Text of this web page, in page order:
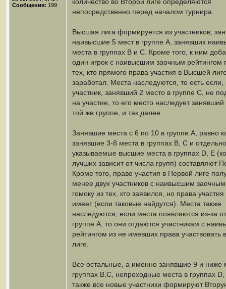
Сообщения: 199
непосредственно перед началом турнира.
Высшая лига формируется из участников,
наивысшие 5 мест в группе A, занявших
места в группах B и C. Кроме того, к ним
один игрок с наивысшим заочным рейтингом
тех, кто прямого права участия в Высшей
заработал. Места наследуются, то есть
участник, занявший 2 место в группе C, не
на участие, то его место наследует
той же группе, и так далее.
Занявшие места с 6 по 10 в группе A, равно
занявшие 3-8 места в группах B, C и отдельно
указываемые высшие места в группах D, E
лучших зависит от числа групп) составляют
Кроме того, право участия в Первой лиге
менее двух участников с наивысшим
гомоку из тех, кто заявился, но права
имеет (если таковые найдутся). Места также
наследуются; если места появляются из-за
группе A, то они отдаются участникам с
рейтингом из не имевших права участвовать
лиге.
Все остальные, а именно занявшие 9 и ниже
группах B,C, непроходные места в группах
также все новые участники формируют